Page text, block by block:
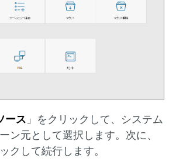
ース 」をクリックして、システム
ン元として選択します。次に、
クして続行します。